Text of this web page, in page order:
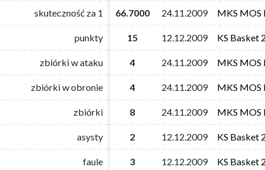
skuteczność za 1 66.7000 24.11.2009 MKS MOS
punkty 15 12.12.2009 KS Basket
zbiórki w ataku 4 24.11.2009 MKS MOS
zbiórki w obronie 4 24.11.2009 MKS MOS
zbiórki 8 24.11.2009 MKS MOS
asysty 2 12.12.2009 KS Basket
faule 3 12.12.2009 KS Basket
skuteczność za 1 66.7000 24.11.2009 MKS MOS
punkty 15 12.12.2009 KS Basket
zbiórki w ataku 4 24.11.2009 MKS MOS
zbiórki w obronie 4 24.11.2009 MKS MOS
zbiórki 8 24.11.2009 MKS MOS
asysty 2 12.12.2009 KS Basket
faule 3 12.12.2009 KS Basket